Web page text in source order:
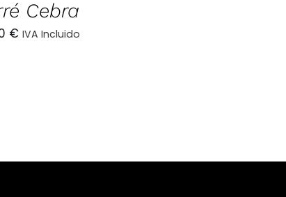
Cebra
€ IVA Incluido